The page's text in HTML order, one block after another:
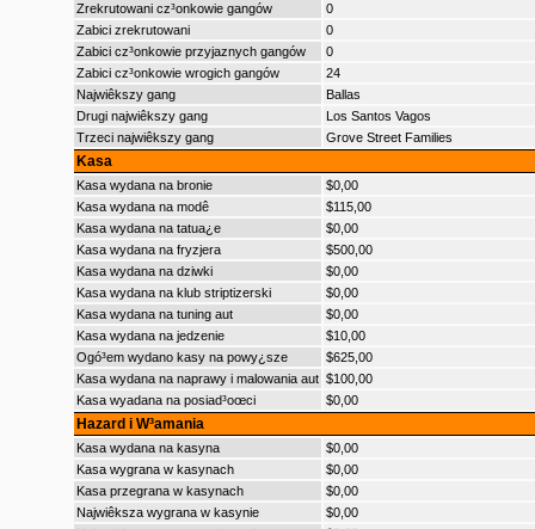
Zrekrutowani cz³onkowie gangów
0
Zabici zrekrutowani
0
Zabici cz³onkowie przyjaznych gangów
0
Zabici cz³onkowie wrogich gangów
24
Najwiêkszy gang
Ballas
Drugi najwiêkszy gang
Los Santos Vagos
Trzeci najwiêkszy gang
Grove Street Families
Kasa
Kasa wydana na bronie
$0,00
Kasa wydana na modê
$115,00
Kasa wydana na tatua¿e
$0,00
Kasa wydana na fryzjera
$500,00
Kasa wydana na dziwki
$0,00
Kasa wydana na klub striptizerski
$0,00
Kasa wydana na tuning aut
$0,00
Kasa wydana na jedzenie
$10,00
Ogó³em wydano kasy na powy¿sze
$625,00
Kasa wydana na naprawy i malowania aut $100,00
Kasa wyadana na posiad³oœci
$0,00
Hazard i W³amania
Kasa wydana na kasyna
$0,00
Kasa wygrana w kasynach
$0,00
Kasa przegrana w kasynach
$0,00
Najwiêksza wygrana w kasynie
$0,00